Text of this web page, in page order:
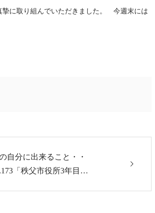
摯に取り組んでいただきました。 今週末には
自分に出来ること・・
「秩父市役所3年目…